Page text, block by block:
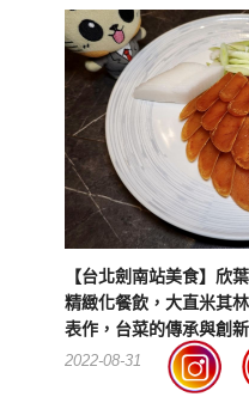
【台北劍南站美食】欣
精緻化餐飲，大直米其
表作，台菜的傳承與創
2022-08-31